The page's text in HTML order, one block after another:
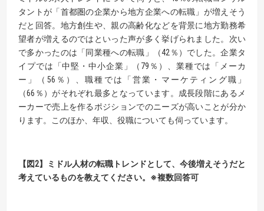
タントが「首都圏の企業から地方企業への転職」が増えそう
だと回答。地方創生や、親の高齢化などを背景に地方勤務希
望者が増えるのではといった声が多く挙げられました。次い
で多かったのは「同業種への転職」（42％）でした。企業タ
イプでは「中堅・中小企業」（79％）、業種では「メーカ
ー」（56％）、職種では「営業・マーケティング職」
（66％）がそれぞれ最多となっています。成長段階にあるメ
ーカーで売上を作るポジションでのニーズが高いことが分か
ります。このほか、年収、役職についても伺っています。
【図2】ミドル人材の転職トレンドとして、今後増えそうだと
考えているものを教えてください。 ※複数回答可